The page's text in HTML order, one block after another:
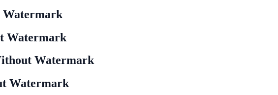
Watermark
Watermark
Watermark